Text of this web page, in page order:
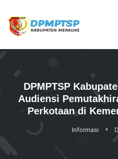
DPMPTSP
Audiensi
Perkotaan di
Informasi